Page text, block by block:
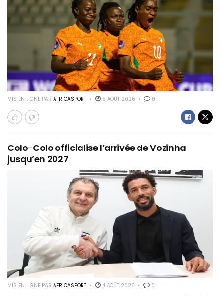
MIS EN LIGNE PAR AFRICASPORT 5 AOÛT 2026 0
Colo-Colo officialise l’arrivée de Vozinha
jusqu’en 2027
MIS EN LIGNE PAR AFRICASPORT 4 AOÛT 2026 0